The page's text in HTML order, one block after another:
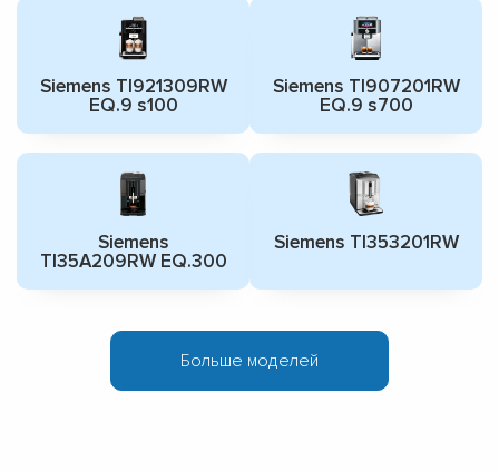
Siemens TI921309RW
EQ.9 s100
Siemens TI907201RW
EQ.9 s700
Siemens
TI35A209RW EQ.300
Siemens TI353201RW
Больше моделей